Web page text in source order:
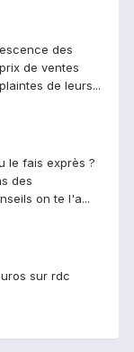
des
de ventes
de leurs...
le fais exprès ?
des
on te l'a...
sur rdc